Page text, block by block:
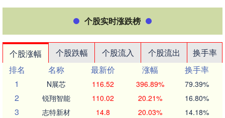
个股实时涨跌榜
个股涨幅 个股跌幅 个股流入 个股流出
换手率
排名
名称 最新价 涨幅
换手率
1
N展芯 116.52 396.89% 79.39%
2 锐翔智能 110.02 20.21% 16.80%
3 志特新材 14.8 20.03% 14.18%